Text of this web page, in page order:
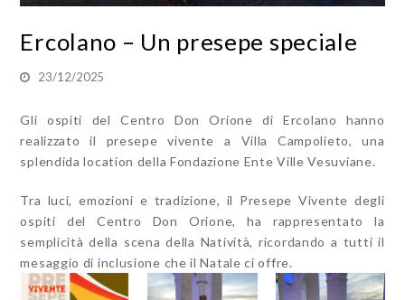
Ercolano – Un presepe speciale
23/12/2025
Gli ospiti del Centro Don Orione di Ercolano hanno
realizzato il presepe vivente a Villa Campolieto, una
splendida location della Fondazione Ente Ville Vesuviane.
Tra luci, emozioni e tradizione, il Presepe Vivente degli
ospiti del Centro Don Orione, ha rappresentato la
semplicità della scena della Natività, ricordando a tutti il
mesaggio di inclusione che il Natale ci offre.